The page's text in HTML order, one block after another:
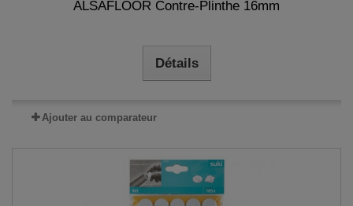
ALSAFLOOR Contre-Plinthe 16mm
Détails
Ajouter au comparateur